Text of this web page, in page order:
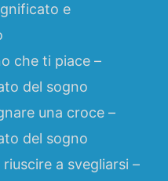
e
che ti piace –
del sogno
una croce –
del sogno
a svegliarsi –